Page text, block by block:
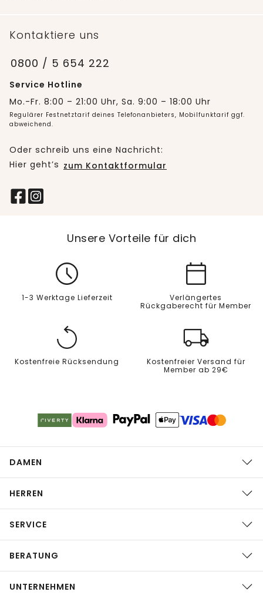
Kontaktiere uns
0800 / 5 654 222
Service Hotline
Mo.-Fr. 8:00 – 21:00 Uhr, Sa. 9:00 – 18:00 Uhr
Regulärer Festnetztarif deines Telefonanbieters, Mobilfunktarif ggf.
abweichend.
Oder schreib uns eine Nachricht:
Hier geht’s zum Kontaktformular
Unsere Vorteile für dich
1-3 Werktage Lieferzeit
Verlängertes
Rückgaberecht für Member
Kostenfreie Rücksendung
Kostenfreier Versand für
Member ab 29€
DAMEN
HERREN
SERVICE
BERATUNG
UNTERNEHMEN